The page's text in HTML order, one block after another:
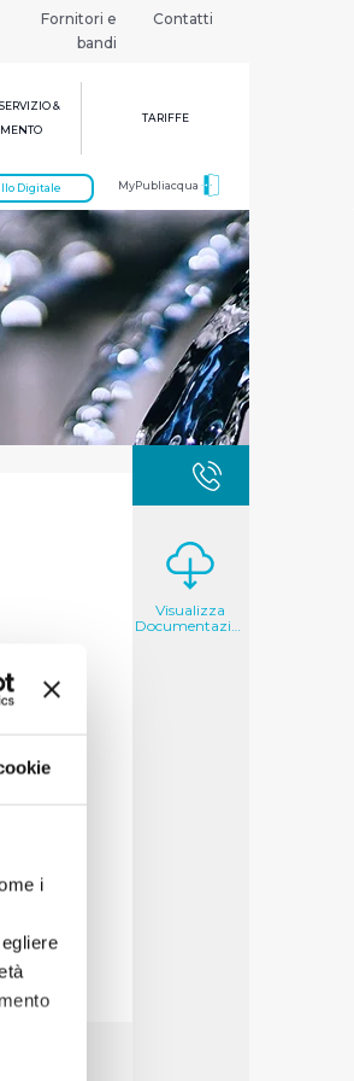
i
Fornitori e
bandi
Contatti
&
TARIFFE
MyPubliacqua
Digitale
Visualizza
Documentazione